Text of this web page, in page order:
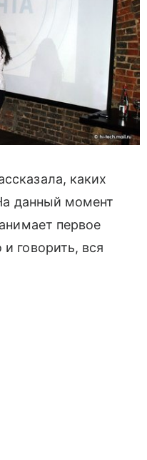
каких
данный момент
первое
говорить, вся